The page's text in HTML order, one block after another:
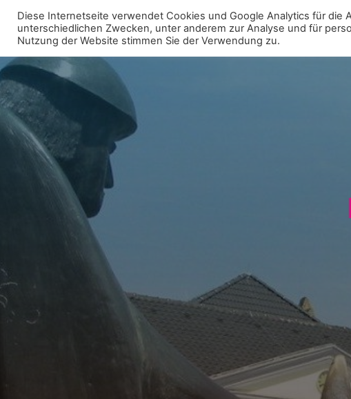
Zum
Inhalt
springen
WIR FÜR UNNA - FRAKTION
Diese Internetseite verwendet Cookies und Google Analytics für die
unterschiedlichen Zwecken, unter anderem zur Analyse und für
Nutzung der Website stimmen Sie der Verwendung zu.